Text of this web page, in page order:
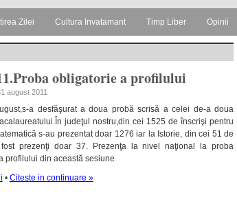
Zilei Cultura Invatamant Timp Liber Opinii
obligatorie a profilului
august 2011
a desfăşurat a doua probă scrisă a celei de-a doua
judeţul nostru,din cei 1525 de înscrişi pentru
s-au prezentat doar 1276 iar la Istorie, din cei 51 de
prezenţi doar 37. Prezenţa la nivel naţional la proba
profilului din această sesiune
• Citeste in continuare »